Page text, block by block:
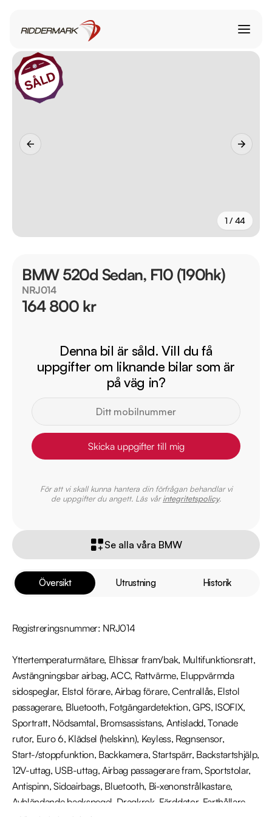
1 / 44
Översikt Utrustning Historik
Registreringsnummer: NRJ014
Yttertemperaturmätare, Elhissar fram/bak, Multifunktionsratt,
Avstängningsbar airbag, ACC, Rattvärme, Eluppvärmda
sidospeglar, Elstol förare, Airbag förare, Centrallås, Elstol
passagerare, Bluetooth, Fotgängardetektion, GPS, ISOFIX,
Sportratt, Nödsamtal, Bromsassistans, Antisladd, Tonade
rutor, Euro 6, Klädsel (helskinn), Keyless, Regnsensor,
Start-/stoppfunktion, Backkamera, Startspärr, Backstartshjälp,
12V-uttag, USB-uttag, Airbag passagerare fram, Sportstolar,
Antispinn, Sidoairbags, Bluetooth, Bi-xenonstrålkastare,
Avbländande backspegel, Dragkrok, Färddator, Farthållare,
BMW 520d Sedan, F10 (190hk)
NRJ014
164 800 kr
Denna bil är såld. Vill du få
uppgifter om liknande bilar som är
på väg in?
Skicka uppgifter till mig
För att vi skall kunna hantera din förfrågan behandlar vi
de uppgifter du angett. Läs vårintegritetspolicy.
Se alla våra BMW